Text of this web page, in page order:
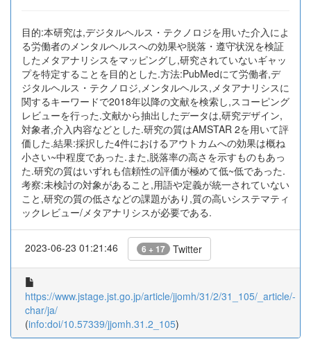
目的:本研究は,デジタルヘルス・テクノロジを用いた介入によ
る労働者のメンタルヘルスへの効果や脱落・遵守状況を検証
したメタアナリシスをマッピングし,研究されていないギャッ
プを特定することを目的とした.方法:PubMedにて労働者,デ
ジタルヘルス・テクノロジ,メンタルヘルス,メタアナリシスに
関するキーワードで2018年以降の文献を検索し,スコーピング
レビューを行った.文献から抽出したデータは,研究デザイン,
対象者,介入内容などとした.研究の質はAMSTAR 2を用いて評
価した.結果:採択した4件におけるアウトカムへの効果は概ね
小さい~中程度であった.また,脱落率の高さを示すものもあっ
た.研究の質はいずれも信頼性の評価が極めて低~低であった.
考察:未検討の対象があること,用語や定義が統一されていない
こと,研究の質の低さなどの課題があり,質の高いシステマティ
ックレビュー/メタアナリシスが必要である.
2023-06-23 01:21:46 6 + 17 Twitter
https://www.jstage.jst.go.jp/article/jjomh/31/2/31_105/_article/-
char/ja/
(info:doi/10.57339/jjomh.31.2_105)